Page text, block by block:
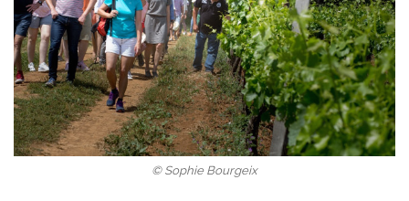
© Sophie Bourgeix